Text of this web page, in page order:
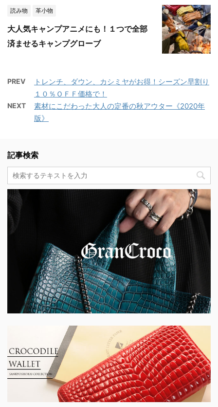
読み物 革小物
大人気キャンプアニメにも！１つで全部
済ませるキャンプグローブ
PREV
トレンチ、ダウン、カシミヤがお得！シーズン早割り
１０％ＯＦＦ価格で！
NEXT
素材にこだわった大人の定番の秋アウター《2020年
版》
記事検索